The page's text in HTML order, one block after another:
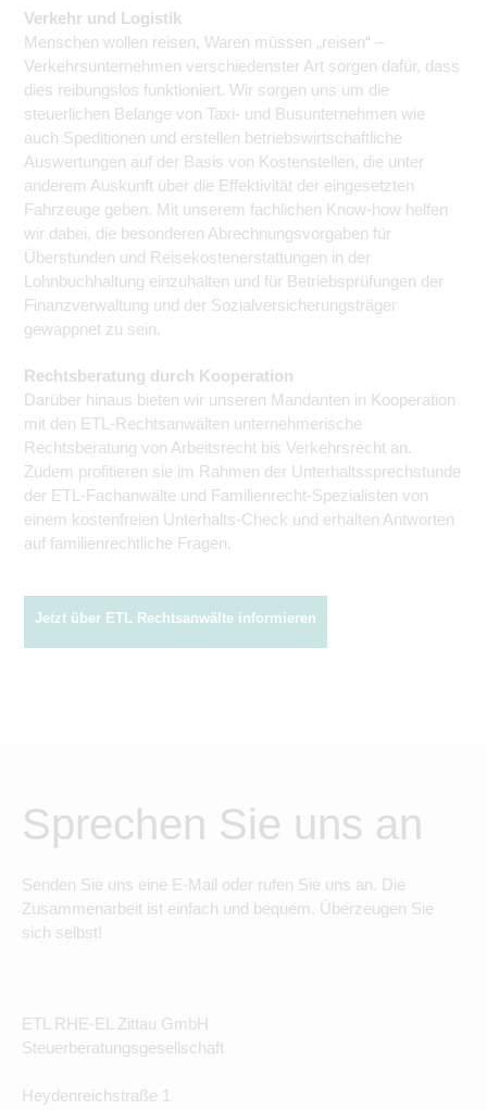
Verkehr und Logistik
Menschen wollen reisen, Waren müssen „reisen“ –
Verkehrsunternehmen verschiedenster Art sorgen dafür, dass
dies reibungslos funktioniert. Wir sorgen uns um die
steuerlichen Belange von Taxi- und Busunternehmen wie
auch Speditionen und erstellen betriebswirtschaftliche
Auswertungen auf der Basis von Kostenstellen, die unter
anderem Auskunft über die Effektivität der eingesetzten
Fahrzeuge geben. Mit unserem fachlichen Know-how helfen
wir dabei, die besonderen Abrechnungsvorgaben für
Überstunden und Reisekostenerstattungen in der
Lohnbuchhaltung einzuhalten und für Betriebsprüfungen der
Finanzverwaltung und der Sozialversicherungsträger
gewappnet zu sein.
Rechtsberatung durch Kooperation
Darüber hinaus bieten wir unseren Mandanten in Kooperation
mit den ETL-Rechtsanwälten unternehmerische
Rechtsberatung von Arbeitsrecht bis Verkehrsrecht an.
Zudem profitieren sie im Rahmen der Unterhalts­sprechstunde
der ETL-Fachanwälte und Familienrecht-Spezialisten von
einem kostenfreien Unterhalts-Check und erhalten Antworten
auf familienrechtliche Fragen.
Jetzt über ETL Rechtsanwälte informieren
Sprechen Sie uns an
Senden Sie uns eine E-Mail oder rufen Sie uns an. Die
Zusammenarbeit ist einfach und bequem. Überzeugen Sie
sich selbst!
ETL RHE-EL Zittau GmbH
Steuerberatungsgesellschaft
Heydenreichstraße 1